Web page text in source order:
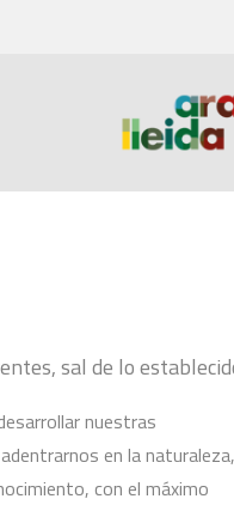
sal de lo
nuestras
en la naturaleza,
con el máximo